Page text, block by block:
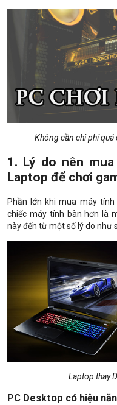
Không cần chi phí quá
1. Lý do nên
Laptop để chơi
Phần lớn khi mua máy
chiếc máy tính bàn hơn là
này đến từ một số lý do như
Laptop thay
PC Desktop có hiệu